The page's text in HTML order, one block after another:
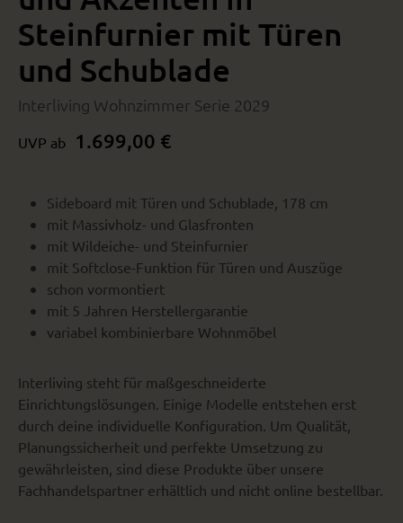
Steinfurnier mit Türen
und Schublade
Interliving Wohnzimmer Serie 2029
UVP ab 1.699,00 €
Sideboard mit Türen und Schublade, 178 cm
mit Massivholz- und Glasfronten
mit Wildeiche- und Steinfurnier
mit Softclose-Funktion für Türen und Auszüge
schon vormontiert
mit 5 Jahren Herstellergarantie
variabel kombinierbare Wohnmöbel
Interliving steht für maßgeschneiderte
Einrichtungslösungen. Einige Modelle entstehen erst
durch deine individuelle Konfiguration. Um Qualität,
Planungssicherheit und perfekte Umsetzung zu
gewährleisten, sind diese Produkte über unsere
Fachhandelspartner erhältlich und nicht online bestellbar.